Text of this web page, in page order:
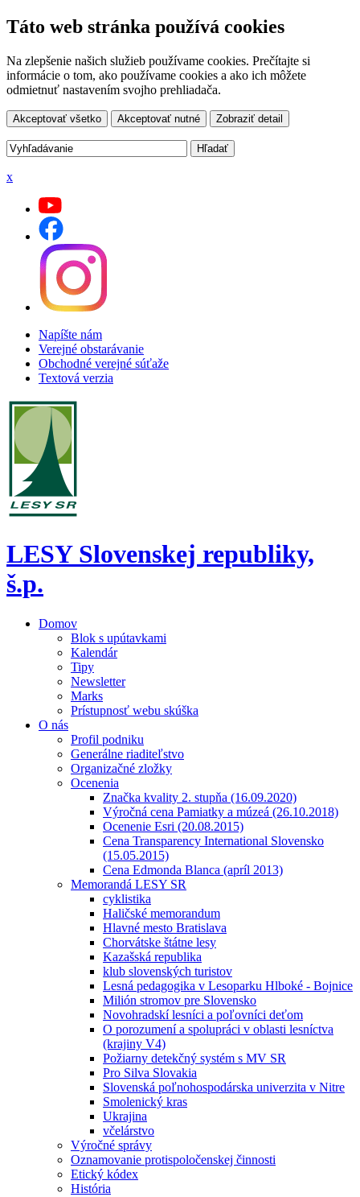
Táto web stránka používá cookies
Na zlepšenie našich služieb používame cookies. Prečítajte si
informácie o tom, ako používame cookies a ako ich môžete
odmietnuť nastavením svojho prehliadača.
Akceptovať všetko Akceptovať nutné Zobraziť detail
x
Napíšte nám
Verejné obstarávanie
Obchodné verejné súťaže
Textová verzia
LESY Slovenskej republiky,
š.p.
Domov
Blok s upútavkami
Kalendár
Tipy
Newsletter
Marks
Prístupnosť webu skúška
O nás
Profil podniku
Generálne riaditeľstvo
Organizačné zložky
Ocenenia
Značka kvality 2. stupňa (16.09.2020)
Výročná cena Pamiatky a múzeá (26.10.2018)
Ocenenie Esri (20.08.2015)
Cena Transparency International Slovensko
(15.05.2015)
Cena Edmonda Blanca (apríl 2013)
Memorandá LESY SR
cyklistika
Haličské memorandum
Hlavné mesto Bratislava
Chorvátske štátne lesy
Kazašská republika
klub slovenských turistov
Lesná pedagogika v Lesoparku Hlboké - Bojnice
Milión stromov pre Slovensko
Novohradskí lesníci a poľovníci deťom
O porozumení a spolupráci v oblasti lesníctva
(krajiny V4)
Požiarny detekčný systém s MV SR
Pro Silva Slovakia
Slovenská poľnohospodárska univerzita v Nitre
Smolenický kras
Ukrajina
včelárstvo
Výročné správy
Oznamovanie protispoločenskej činnosti
Etický kódex
História